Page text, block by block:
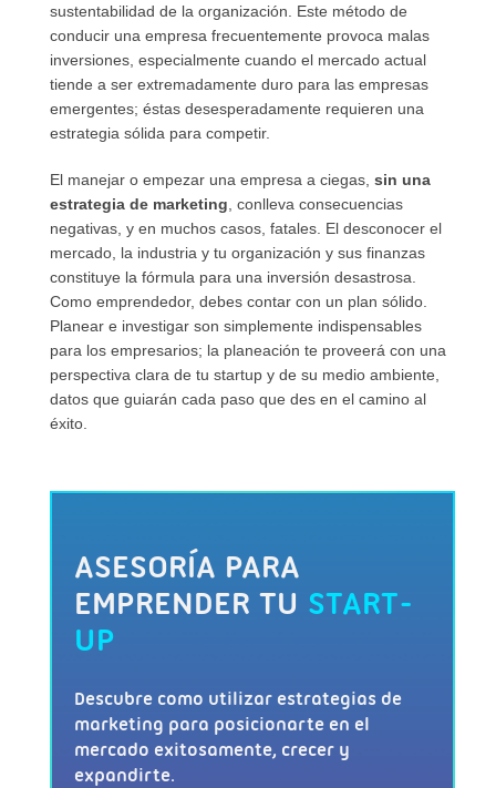
sustentabilidad de la organización. Este método de
conducir una empresa frecuentemente provoca malas
inversiones, especialmente cuando el mercado actual
tiende a ser extremadamente duro para las empresas
emergentes; éstas desesperadamente requieren una
estrategia sólida para competir.
El manejar o empezar una empresa a ciegas, sin una
estrategia de marketing , conlleva consecuencias
negativas, y en muchos casos, fatales. El desconocer el
mercado, la industria y tu organización y sus finanzas
constituye la fórmula para una inversión desastrosa.
Como emprendedor, debes contar con un plan sólido.
Planear e investigar son simplemente indispensables
para los empresarios; la planeación te proveerá con una
perspectiva clara de tu startup y de su medio ambiente,
datos que guiarán cada paso que des en el camino al
éxito.
ASESORÍA PARA
EMPRENDER TU START-
UP
Descubre como utilizar estrategias de
marketing para posicionarte en el
mercado exitosamente, crecer y
expandirte.